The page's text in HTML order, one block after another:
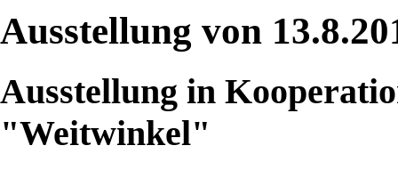
Ausstellung von
Ausstellung in
"Weitwinkel"